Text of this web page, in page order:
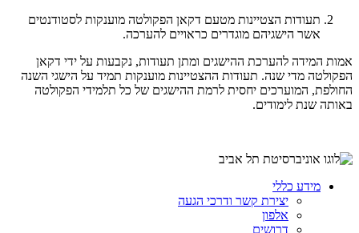
תעודות הצטיינות מטעם דקאן הפקולטה מוענקות לסטודנטים
אשר הישגיהם מוגדרים כראויים להערכה.
אמות המידה להערכת ההישגים ומתן תעודות, נקבעות על ידי דקאן
הפקולטה מדי שנה. תעודות ההצטיינות מוענקות תמיד על הישגי השנה
החולפת, המוערכים יחסית לרמת ההישגים של כל תלמידי הפקולטה
באותה שנת לימודים.
מידע כללי
יצירת קשר ודרכי הגעה
אלפון
דרושים